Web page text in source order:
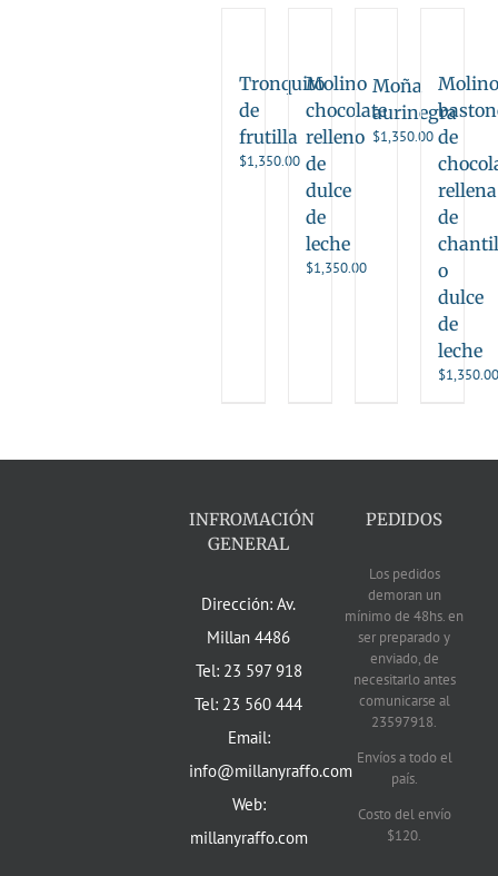
Tronquito
de
frutilla
$1,350.00
Molino
chocolate
relleno
de
dulce
de
leche
$1,350.00
Moña
aurinegra
$1,350.00 de
rellena
de
o
dulce
de
leche
$
INFROMACIÓN
GENERAL
Dirección: Av.
Millan 4486
Tel: 23 597 918
Tel: 23 560 444
Email:
info@millanyraffo.com
Web:
millanyraffo.com
PEDIDOS
Los pedidos
demoran un
mínimo de 48hs. en
ser preparado y
enviado, de
necesitarlo antes
comunicarse al
23597918.
Envíos a todo el
país.
Costo del envío
$120.